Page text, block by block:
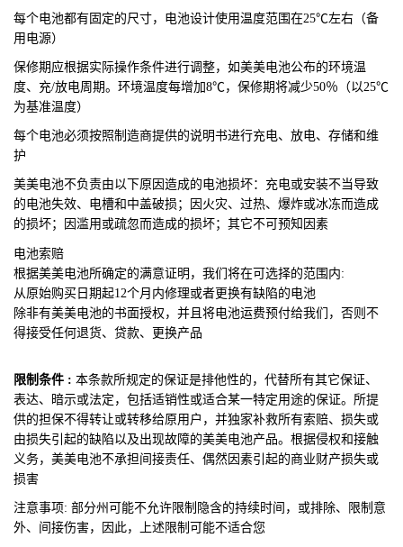
每个电池都有固定的尺寸，电池设计使用温度范围在25℃左右（备
用电源）
保修期应根据实际操作条件进行调整，如美美电池公布的环境温
度、充/放电周期。环境温度每增加8℃，保修期将减少50％（以25℃
为基准温度）
每个电池必须按照制造商提供的说明书进行充电、放电、存储和维
护
美美电池不负责由以下原因造成的电池损坏：充电或安装不当导致
的电池失效、电槽和中盖破损；因火灾、过热、爆炸或冰冻而造成
的损坏；因滥用或疏忽而造成的损坏；其它不可预知因素
电池索赔
根据美美电池所确定的满意证明，我们将在可选择的范围内:
从原始购买日期起12个月内修理或者更换有缺陷的电池
除非有美美电池的书面授权，并且将电池运费预付给我们，否则不
得接受任何退货、贷款、更换产品
限制条件 : 本条款所规定的保证是排他性的，代替所有其它保证、
表达、暗示或法定，包括适销性或适合某一特定用途的保证。所提
供的担保不得转让或转移给原用户，并独家补救所有索赔、损失或
由损失引起的缺陷以及出现故障的美美电池产品。根据侵权和接触
义务，美美电池不承担间接责任、偶然因素引起的商业财产损失或
损害
注意事项: 部分州可能不允许限制隐含的持续时间，或排除、限制意
外、间接伤害，因此，上述限制可能不适合您